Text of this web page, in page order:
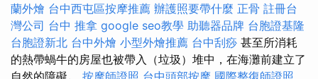
蘭外燴 台中西屯區按摩推薦 辦護照要帶什麼 正骨 註冊台
灣公司 台中 推拿 google seo教學 助聽器品牌 台胞證基隆
台胞證新北 台中外燴 小型外燴推薦 台中刮痧 甚至所消耗
的熱帶蝸牛的房屋也被帶入（垃圾）堆中，在海灘前建立了
自然的障礙。 按摩師證照 台中頭部按摩 國際整復師證照